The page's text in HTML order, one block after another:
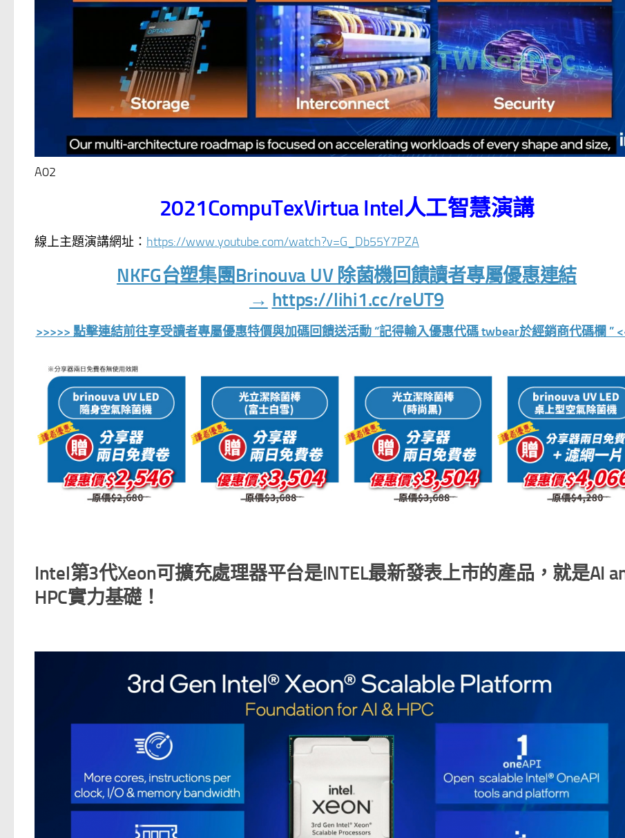
A02
2021CompuTexVirtua Intel人工智慧演講
線上主題演講網址： https://www.youtube.com/watch?v=G_Db55Y7PZA
NKFG台塑集團Brinouva UV 除菌機回饋讀者專屬優惠連結
→ https://lihi1.cc/reUT9
>>>>> 點擊連結前往享受讀者專屬優惠特價與加碼回饋送活動 “記得輸入優惠代碼 twbear於經銷商代碼欄 ”
Intel第3代Xeon可擴充處理器平台是INTEL最新發表上市的產品，就是AI
HPC實力基礎！